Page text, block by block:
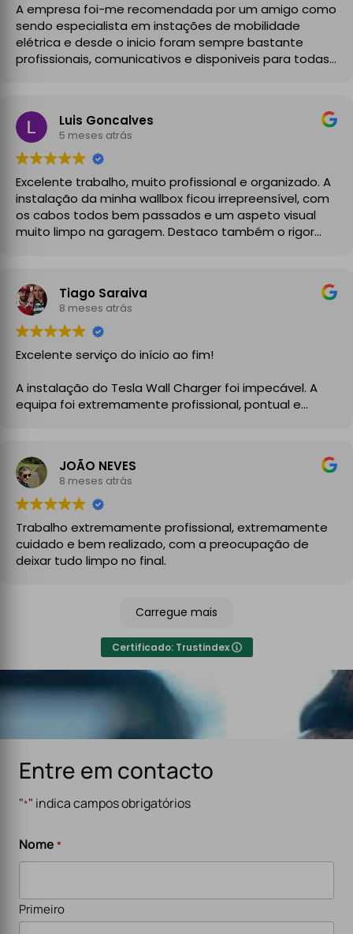
A empresa foi-me recomendada por um amigo como
sendo especialista em instações de mobilidade
elétrica e desde o inicio foram sempre bastante
profissionais, comunicativos e disponiveis para todas
A instalação de tomada reforçada em garagem
partilhada correu na perfeição e nos prazos
combinados, sendo que fizeram toda a limpeza e
explicações necessárias. Recomendado
Luis Goncalves
5 meses atrás
Excelente trabalho, muito profissional e organizado. A
instalação da minha wallbox ficou irrepreensível, com
os cabos todos bem passados e um aspeto visual
muito limpo na garagem. Destaco também o rigor
garantindo toda a segurança e legalidade.
Recomendo vivamente!
Tiago Saraiva
8 meses atrás
Excelente serviço do início ao fim!
A instalação do Tesla Wall Charger foi impecável. A
equipa foi extremamente profissional, pontual e
clareza, aconselharam a melhor solução para a minha
instalação elétrica e executaram o trabalho com
enorme cuidado.
A instalação ficou perfeita, organizada e totalmente
funcional, com atenção aos detalhes e à segurança.
No final, deixaram tudo limpo e testado, pronto a usar.
um serviço de eletricidade de confiança,
especialmente para carregadores de veículos
elétricos. Serviço rápido, eficiente e de alta qualidade.
JOÃO NEVES
8 meses atrás
Trabalho extremamente profissional, extremamente
cuidado e bem realizado, com a preocupação de
deixar tudo limpo no final.
Carregue mais
Certificado: Trustindex
Entre em contacto
"*" indica campos obrigatórios
Nome *
Primeiro